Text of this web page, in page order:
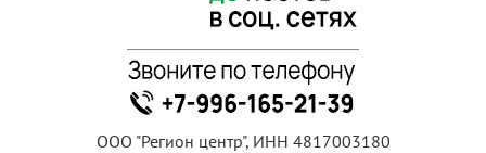
ООО "Регион центр", ИНН 4817003180